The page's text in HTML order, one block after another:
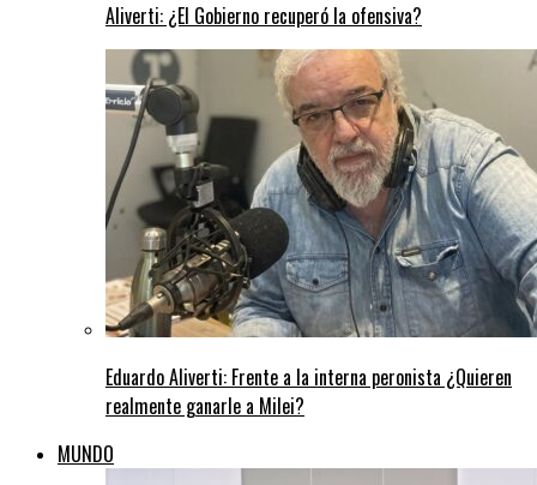
Aliverti: ¿El Gobierno recuperó la ofensiva?
Eduardo Aliverti: Frente a la interna peronista ¿Quieren
realmente ganarle a Milei?
MUNDO